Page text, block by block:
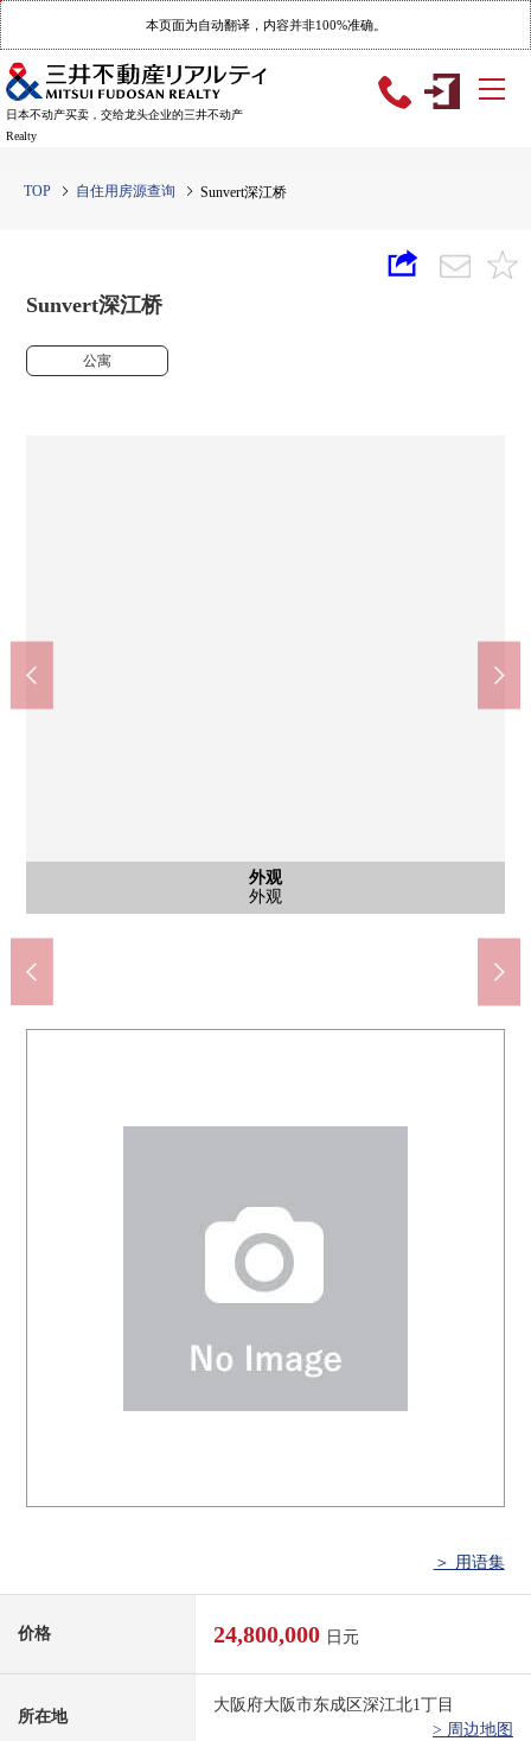
本页面为自动翻译，内容并非100%准确。
日本不动产买卖，交给龙头企业的三井不动产
Realty
TOP 自住用房源查询 Sunvert深江桥
Sunvert深江桥
公寓
外观
外观
客厅
约10.9张塌塌米LDK
客厅
约10.9张塌塌米LDK
厨房
厨房
厨房
厨房
公共汽车
浴室
洗脸
在准备充足的收藏的盥洗台舒适的生活
厕所
附带温水冲洗马桶座
日式房间
约6张塌塌米日式房间
日式房间
约4.5张塌塌米日式房间
日式房间
即使孩子跌倒也难以受伤，柔软的畳之后，放心。
日式房间
约4.5张塌塌米日式房间
西式房间
约5.0张塌塌米西式房间
西式房间
约5.0张塌塌米西式房间
客厅
约10.9张塌塌米LDK
风景
从阳台看南
共有部分
垃圾堆放处
外观
外观
外观
外观
深江桥站(Osaka Metro中央线)(约370m)
步行5分钟。
deirikanatoizumiya深江桥商店(约290m)
步行4分钟。
＞ 用语集
价格 24,800,000 日元
所在地
大阪府大阪市东成区深江北1丁目
> 周边地图